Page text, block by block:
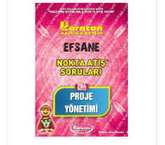
2. SINIF 3. YARIYIL FELSEFE
2. SINIF 4. YARIYIL FELSEFE
3. SINIF 5. YARIYIL FELSEFE
3. SINIF 6. YARIYIL FELSEFE
4. SINIF 7. YARIYIL FELSEFE